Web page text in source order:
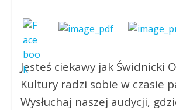
Jesteś ciekawy jak Świdnicki
Kultury radzi sobie w czasie
Wysłuchaj naszej audycji,